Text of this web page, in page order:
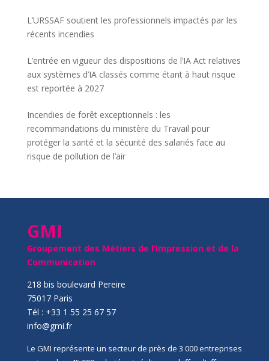
L’URSSAF soutient les professionnels impactés par les
récents incendies
L’entrée en vigueur des dispositions de l’IA Act relatives
aux systèmes d’IA classés comme étant à haut risque
est reportée à 2027
Incendies de forêt exceptionnels : les
recommandations du ministère du Travail pour
protéger la santé et la sécurité des salariés face au
risque de pollution de l’air
GMI
Groupement des Métiers de l’Impression et de la
Communication
218 bis boulevard Pereire
75017 Paris
Tél : +33 1 55 25 67 57
info@gmi.fr
Le GMI représente un secteur de près de 3 000 entreprises